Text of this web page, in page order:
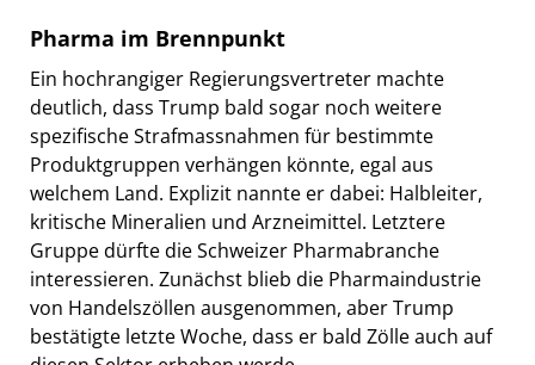
Pharma im Brennpunkt
Ein hochrangiger Regierungsvertreter machte
deutlich, dass Trump bald sogar noch weitere
spezifische Strafmassnahmen für bestimmte
Produktgruppen verhängen könnte, egal aus
welchem Land. Explizit nannte er dabei: Halbleiter,
kritische Mineralien und Arzneimittel. Letztere
Gruppe dürfte die Schweizer Pharmabranche
interessieren. Zunächst blieb die Pharmaindustrie
von Handelszöllen ausgenommen, aber Trump
bestätigte letzte Woche, dass er bald Zölle auch auf